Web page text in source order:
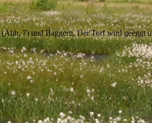
7) und Baggern. Der Torf wird geeggt